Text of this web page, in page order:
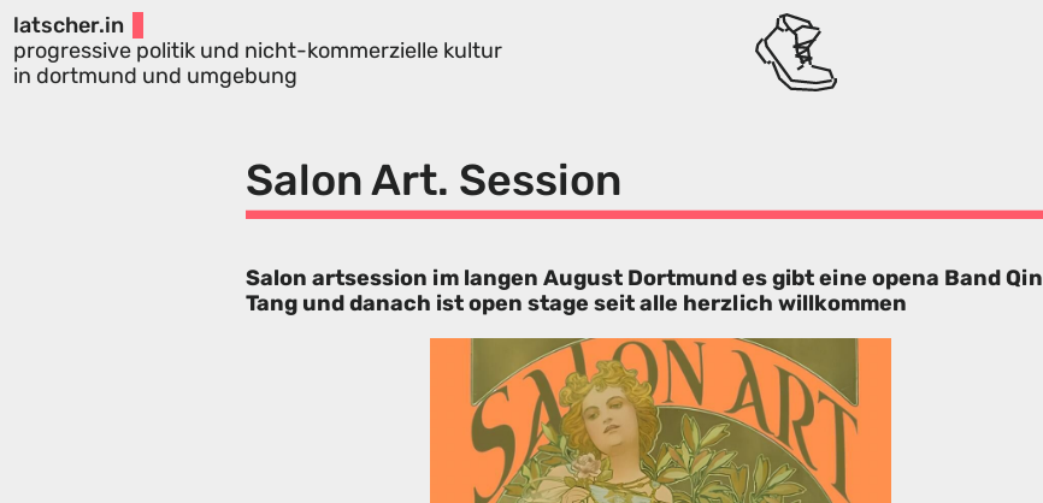
latscher.in
progressive politik und nicht-kommerzielle kultur
in dortmund und umgebung
Salon Art. Session
Salon artsession im langen August Dortmund es gibt eine opena Band Qin
Tang und danach ist open stage seit alle herzlich willkommen